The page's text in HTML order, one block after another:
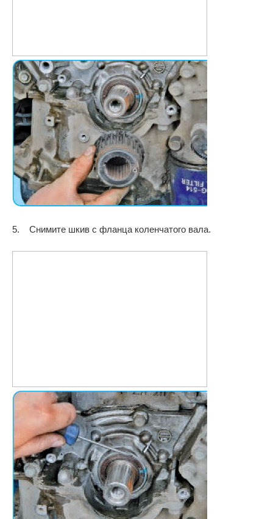
5. Снимите шкив с фланца коленчатого вала.